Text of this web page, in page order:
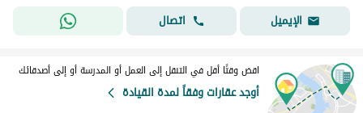
الإيميل
اتصال
اقض وقتًا أقل في التنقل إلى العمل أو المدرسة أو إلى أصدقائك
أوجد عقارات وفقاً لمدة القيادة